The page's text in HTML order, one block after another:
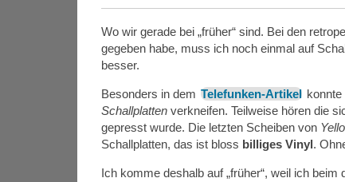
Wo wir gerade bei „früher“ sind. Bei den
gegeben habe, muss ich noch einmal auf
besser.
Besonders in dem Telefunken-Artikel
Schallplatten verkneifen. Teilweise hören die
gepresst wurde. Die letzten Scheiben von Yello
Schallplatten, das ist bloss billiges Vinyl.
Ich komme deshalb auf „früher“, weil ich